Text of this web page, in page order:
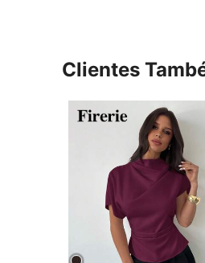
Clientes